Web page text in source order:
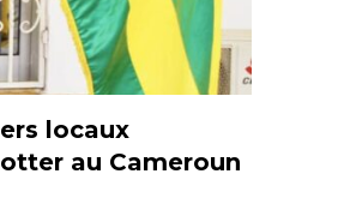
locaux
au Cameroun